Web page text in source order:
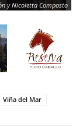
y Nicoletta Composto
Viña del Mar